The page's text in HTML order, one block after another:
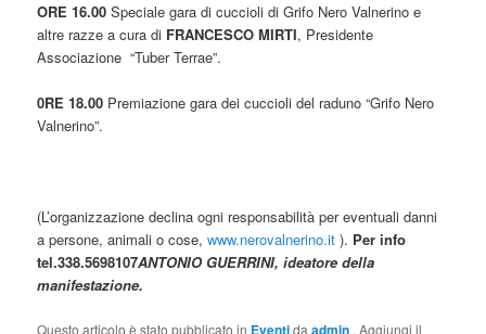
ORE 16.00 Speciale gara di cuccioli di Grifo Nero Valnerino e
altre razze a cura di FRANCESCO MIRTI, Presidente
Associazione “Tuber Terrae”.
0RE 18.00 Premiazione gara dei cuccioli del raduno “Grifo Nero
Valnerino”.
(L’organizzazione declina ogni responsabilità per eventuali danni
a persone, animali o cose,www.nerovalnerino.it ). Per info
tel.338.5698107ANTONIO GUERRINI, ideatore della
manifestazione.
Questo articolo è stato pubblicato in Eventidaadmin . Aggiungi il